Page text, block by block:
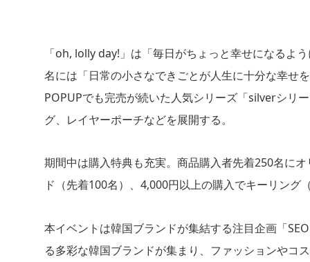
「oh, lolly day!」は「毎日がちょっと幸せになるよ
名には「日常の小さなできごとが人生に十分な幸せ
POPUPでも完売が続いた人気シリーズ「silverシリ
グ、レイヤーポーチなどを展開する。
期間中は購入特典も充実。商品購入者先着250名に
ド（先着100名）、4,000円以上の購入でキーリング
本イベントは韓国ブランドが集結する注目企画「
る多彩な韓国ブランドが集まり、ファッションやコ